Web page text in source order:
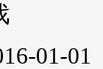
01-01